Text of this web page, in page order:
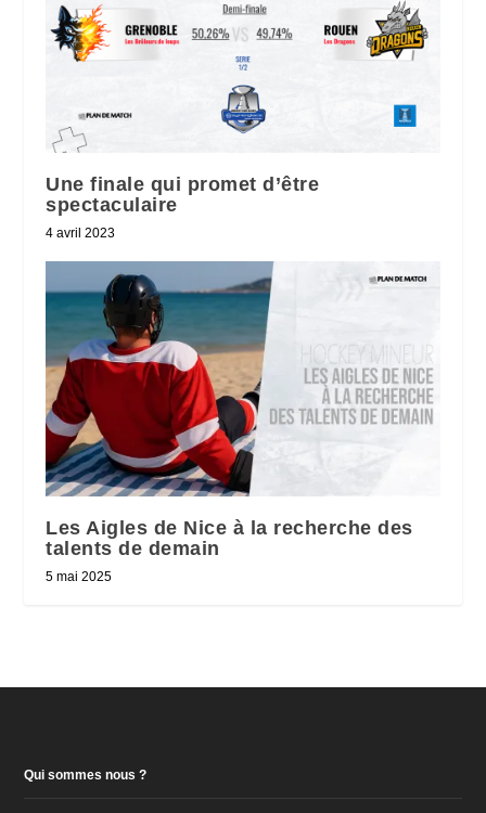
Une finale qui promet d’être
spectaculaire
4 avril 2023
Les Aigles de Nice à la recherche des
talents de demain
5 mai 2025
Qui sommes nous ?